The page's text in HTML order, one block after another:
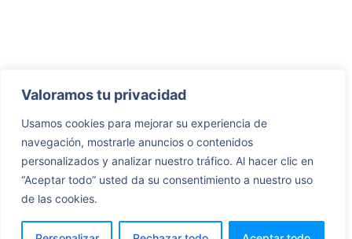
Valoramos tu privacidad
Usamos cookies para mejorar su experiencia de
navegación, mostrarle anuncios o contenidos
personalizados y analizar nuestro tráfico. Al hacer clic en
“Aceptar todo” usted da su consentimiento a nuestro uso
de las cookies.